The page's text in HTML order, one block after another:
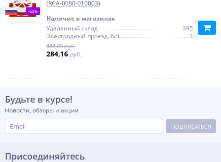
-68%
(RCA-0080-010003)
Наличие в магазинах
Удаленный склад
395
Электродный проезд, 6с1
1
888,00 руб.
284,16 руб.
Будьте в курсе!
Новости, обзоры и акции
ПОДПИСАТЬСЯ
Присоединяйтесь